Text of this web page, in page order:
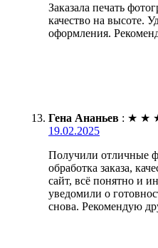
Заказала печать
качество на высоте.
оформления.
Гена Ананьев : ★ ★
19.02.2025
Получили отличные
обработка заказа,
сайт, всё понятно и
уведомили о
снова. Рекомендую